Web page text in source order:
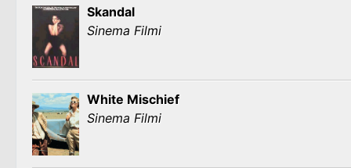
Skandal
Sinema Filmi
White Mischief
Sinema Filmi